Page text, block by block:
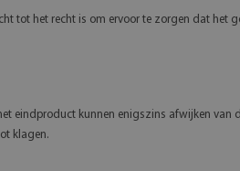
tot het recht is om ervoor te zorgen dat het
eindproduct kunnen enigszins afwijken
klagen.